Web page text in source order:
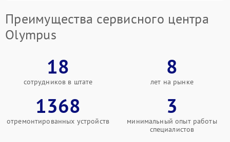
Преимущества сервисного центра
Olympus
18
сотрудников в штате
8
лет на рынке
1368
отремонтированных устройств
3
минимальный опыт работы
специалистов